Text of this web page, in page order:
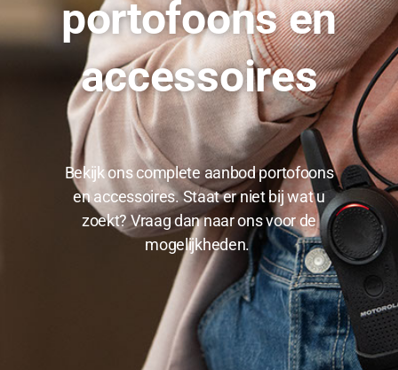
portofoons en
accessoires
Bekijk ons complete aanbod portofoons
en accessoires. Staat er niet bij wat u
zoekt? Vraag dan naar ons voor de
mogelijkheden.